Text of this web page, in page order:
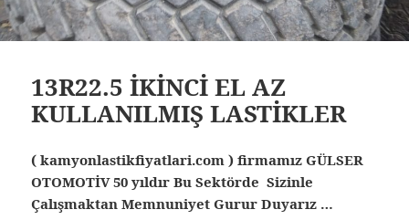
13R22.5 İKİNCİ EL AZ
KULLANILMIŞ LASTİKLER
( kamyonlastikfiyatlari.com ) firmamız GÜLSER
OTOMOTİV 50 yıldır Bu Sektörde Sizinle
Çalışmaktan Memnuniyet Gurur Duyarız …